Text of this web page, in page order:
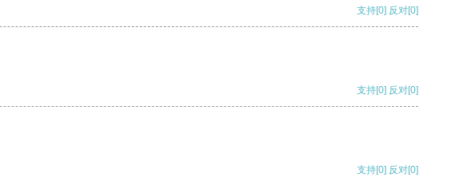
支持[0] 反对[0]
支持[0] 反对[0]
支持[0] 反对[0]